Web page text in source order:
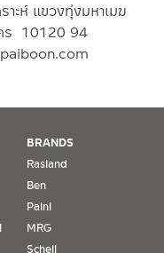
ะห์ แขวงทุ่งมหาเมฆ
ร 10120 94
BRANDS
Rasland
Ben
Paini
MRG
Schell